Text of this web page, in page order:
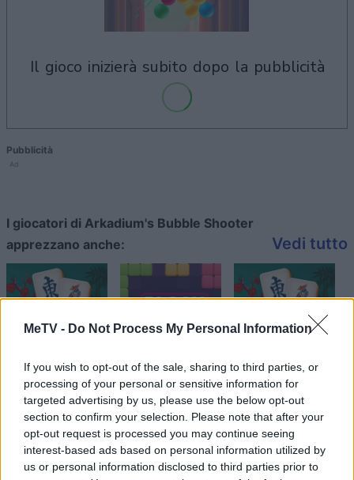
MeTV - Do Not Process My Personal Information
If you wish to opt-out of the sale, sharing to third parties, or
processing of your personal or sensitive information for
targeted advertising by us, please use the below opt-out
section to confirm your selection. Please note that after your
opt-out request is processed you may continue seeing
interest-based ads based on personal information utilized by
us or personal information disclosed to third parties prior to
il gioco inizierà subito dopo la pubblicità
Pubblicità
Ad
I giocatori di Arkadium's Bubble Shooter
apprezzano anche:
Vedi tutto
Punteggi migliori